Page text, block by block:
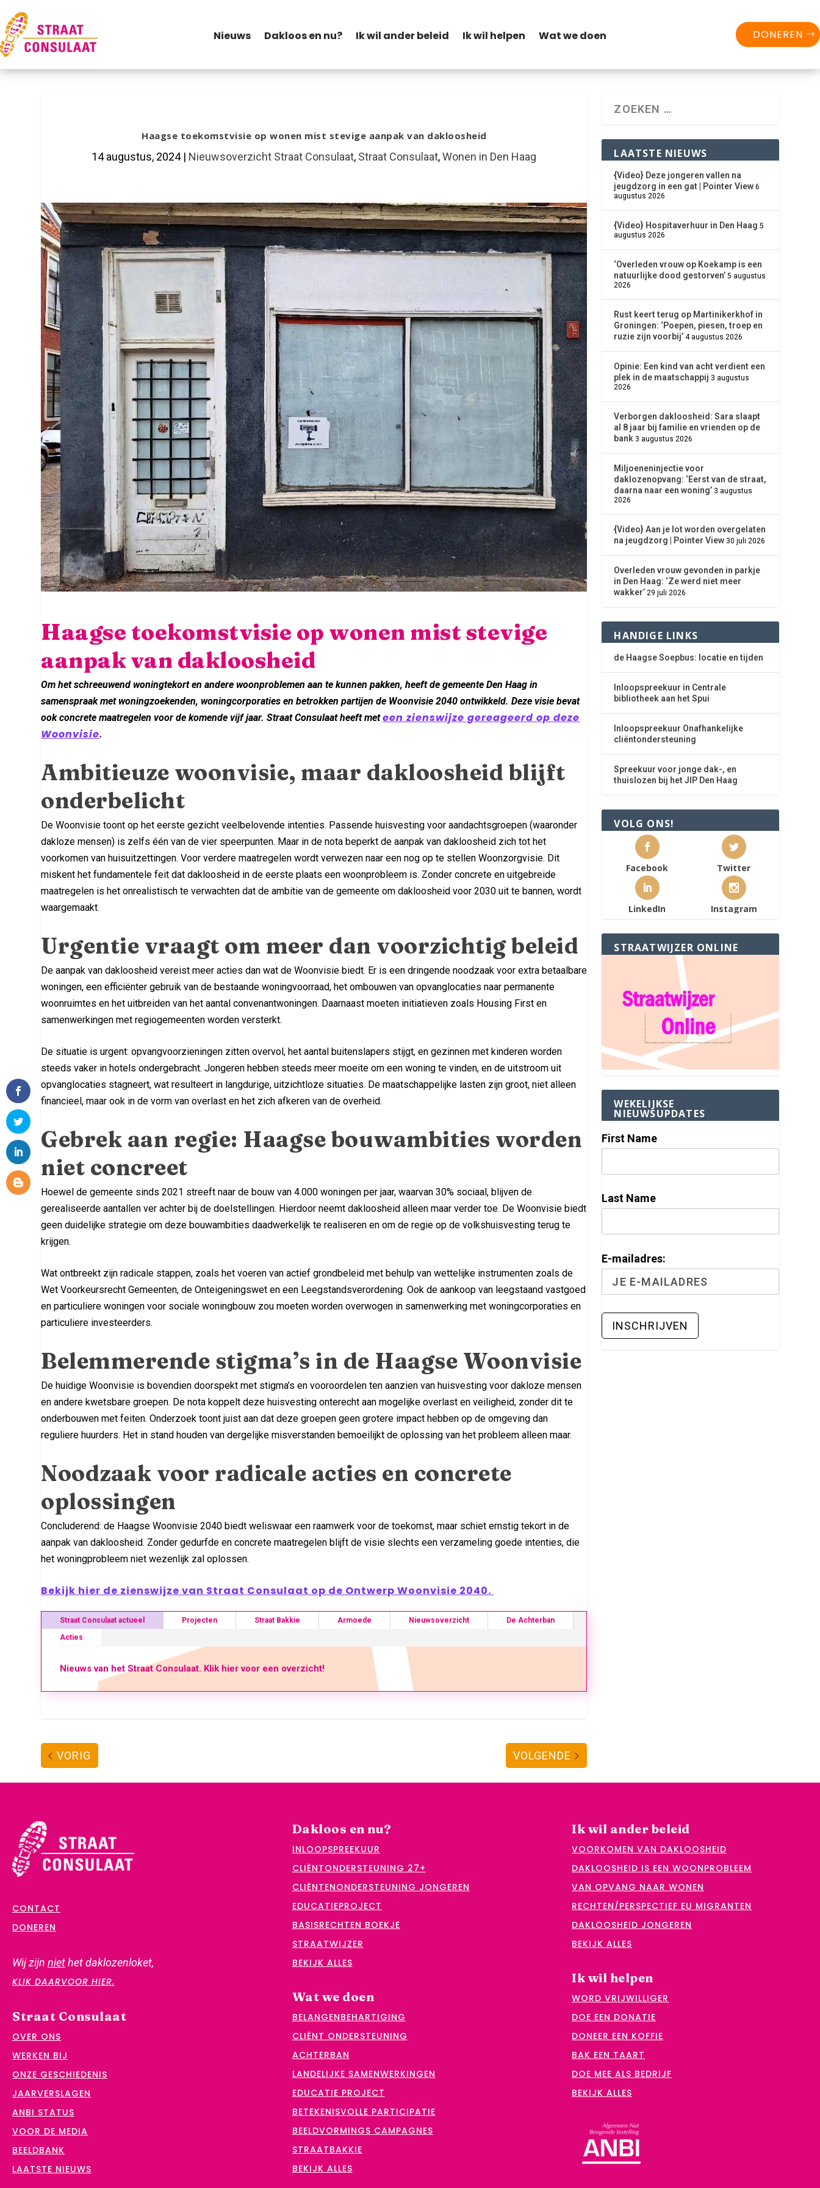
Nieuws Dakloos en nu? Ik wil ander beleid Ik wil helpen Wat we doen DONEREN
Haagse toekomstvisie op wonen mist stevige aanpak van dakloosheid
14 augustus, 2024| Nieuwsoverzicht Straat Consulaat, Straat Consulaat,Wonen in Den Haag
Haagse toekomstvisie op wonen mist stevige
aanpak van dakloosheid
Om het schreeuwend woningtekort en andere woonproblemen aan te kunnen pakken, heeft de gemeente Den Haag in
samenspraak met woningzoekenden, woningcorporaties en betrokken partijen de Woonvisie 2040 ontwikkeld. Deze visie bevat
ook concrete maatregelen voor de komende vijf jaar. Straat Consulaat heeft meteen zienswijze gereageerd op deze
Woonvisie.
Ambitieuze woonvisie, maar dakloosheid blijft
onderbelicht
De Woonvisie toont op het eerste gezicht veelbelovende intenties. Passende huisvesting voor aandachtsgroepen (waaronder
dakloze mensen) is zelfs één van de vier speerpunten. Maar in de nota beperkt de aanpak van dakloosheid zich tot het
voorkomen van huisuitzettingen. Voor verdere maatregelen wordt verwezen naar een nog op te stellen Woonzorgvisie. Dit
miskent het fundamentele feit dat dakloosheid in de eerste plaats een woonprobleem is. Zonder concrete en uitgebreide
maatregelen is het onrealistisch te verwachten dat de ambitie van de gemeente om dakloosheid voor 2030 uit te bannen, wordt
waargemaakt.
Urgentie vraagt om meer dan voorzichtig beleid
De aanpak van dakloosheid vereist meer acties dan wat de Woonvisie biedt. Er is een dringende noodzaak voor extra betaalbare
woningen, een efficiënter gebruik van de bestaande woningvoorraad, het ombouwen van opvanglocaties naar permanente
woonruimtes en het uitbreiden van het aantal convenantwoningen. Daarnaast moeten initiatieven zoals Housing First en
samenwerkingen met regiogemeenten worden versterkt.
De situatie is urgent: opvangvoorzieningen zitten overvol, het aantal buitenslapers stijgt, en gezinnen met kinderen worden
steeds vaker in hotels ondergebracht. Jongeren hebben steeds meer moeite om een woning te vinden, en de uitstroom uit
opvanglocaties stagneert, wat resulteert in langdurige, uitzichtloze situaties. De maatschappelijke lasten zijn groot, niet alleen
financieel, maar ook in de vorm van overlast en het zich afkeren van de overheid.
Gebrek aan regie: Haagse bouwambities worden
niet concreet
Hoewel de gemeente sinds 2021 streeft naar de bouw van 4.000 woningen per jaar, waarvan 30% sociaal, blijven de
gerealiseerde aantallen ver achter bij de doelstellingen. Hierdoor neemt dakloosheid alleen maar verder toe. De Woonvisie biedt
geen duidelijke strategie om deze bouwambities daadwerkelijk te realiseren en om de regie op de volkshuisvesting terug te
krijgen.
Wat ontbreekt zijn radicale stappen, zoals het voeren van actief grondbeleid met behulp van wettelijke instrumenten zoals de
Wet Voorkeursrecht Gemeenten, de Onteigeningswet en een Leegstandsverordening. Ook de aankoop van leegstaand vastgoed
en particuliere woningen voor sociale woningbouw zou moeten worden overwogen in samenwerking met woningcorporaties en
particuliere investeerders.
Belemmerende stigma’s in de Haagse Woonvisie
De huidige Woonvisie is bovendien doorspekt met stigma’s en vooroordelen ten aanzien van huisvesting voor dakloze mensen
en andere kwetsbare groepen. De nota koppelt deze huisvesting onterecht aan mogelijke overlast en veiligheid, zonder dit te
onderbouwen met feiten. Onderzoek toont juist aan dat deze groepen geen grotere impact hebben op de omgeving dan
reguliere huurders. Het in stand houden van dergelijke misverstanden bemoeilijkt de oplossing van het probleem alleen maar.
Noodzaak voor radicale acties en concrete
oplossingen
Concluderend: de Haagse Woonvisie 2040 biedt weliswaar een raamwerk voor de toekomst, maar schiet ernstig tekort in de
aanpak van dakloosheid. Zonder gedurfde en concrete maatregelen blijft de visie slechts een verzameling goede intenties, die
het woningprobleem niet wezenlijk zal oplossen.
Bekijk hier de zienswijze van Straat Consulaat op de Ontwerp Woonvisie 2040.
Straat Consulaat actueel Projecten Straat Bakkie Armoede Nieuwsoverzicht
De Achterban
Acties
Nieuws van het Straat Consulaat. Klik hier voor een overzicht!
VORIG VOLGENDE
LAATSTE NIEUWS
{Video} Deze jongeren vallen na
jeugdzorg in een gat | Pointer View 6
augustus 2026
{Video} Hospitaverhuur in Den Haag 5
augustus 2026
‘Overleden vrouw op Koekamp is een
natuurlijke dood gestorven’ 5 augustus
2026
Rust keert terug op Martinikerkhof in
Groningen: ‘Poepen, piesen, troep en
ruzie zijn voorbij’ 4 augustus 2026
Opinie: Een kind van acht verdient een
plek in de maatschappij 3 augustus
2026
Verborgen dakloosheid: Sara slaapt
al 8 jaar bij familie en vrienden op de
bank 3 augustus 2026
Miljoeneninjectie voor
daklozenopvang: ‘Eerst van de straat,
daarna naar een woning’ 3 augustus
2026
{Video} Aan je lot worden overgelaten
na jeugdzorg | Pointer View 30 juli 2026
Overleden vrouw gevonden in parkje
in Den Haag: ‘Ze werd niet meer
wakker’ 29 juli 2026
HANDIGE LINKS
de Haagse Soepbus: locatie en tijden
Inloopspreekuur in Centrale
bibliotheek aan het Spui
Inloopspreekuur Onafhankelijke
cliëntondersteuning
Spreekuur voor jonge dak-, en
thuislozen bij het JIP Den Haag
VOLG ONS!
Facebook Twitter
LinkedIn Instagram
STRAATWIJZER ONLINE
WEKELIJKSE
NIEUWSUPDATES
First Name
Last Name
E-mailadres:
CONTACT
DONEREN
Wij zijn niethet daklozenloket,
KLIK DAARVOOR HIER.
Straat Consulaat
OVER ONS
WERKEN BIJ
ONZE GESCHIEDENIS
JAARVERSLAGEN
ANBI STATUS
VOOR DE MEDIA
BEELDBANK
LAATSTE NIEUWS
Dakloos en nu?
INLOOPSPREEKUUR
CLIËNTONDERSTEUNING 27+
CLIËNTENONDERSTEUNING JONGEREN
EDUCATIEPROJECT
BASISRECHTEN BOEKJE
STRAATWIJZER
BEKIJK ALLES
Wat we doen
BELANGENBEHARTIGING
CLIËNT ONDERSTEUNING
ACHTERBAN
LANDELIJKE SAMENWERKINGEN
EDUCATIE PROJECT
BETEKENISVOLLE PARTICIPATIE
BEELDVORMINGS CAMPAGNES
STRAATBAKKIE
BEKIJK ALLES
Ik wil ander beleid
VOORKOMEN VAN DAKLOOSHEID
DAKLOOSHEID IS EEN WOONPROBLEEM
VAN OPVANG NAAR WONEN
RECHTEN/PERSPECTIEF EU MIGRANTEN
DAKLOOSHEID JONGEREN
BEKIJK ALLES
Ik wil helpen
WORD VRIJWILLIGER
DOE EEN DONATIE
DONEER EEN KOFFIE
BAK EEN TAART
DOE MEE ALS BEDRIJF
BEKIJK ALLES